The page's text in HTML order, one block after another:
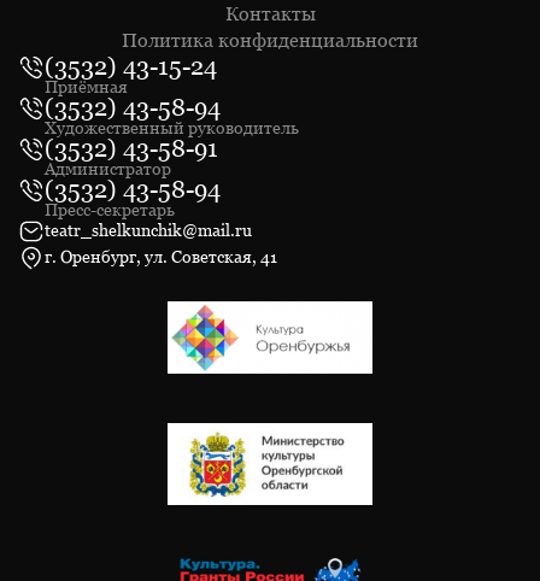
Контакты
Политика конфиденциальности
(3532) 43-15-24
Приёмная
(3532) 43-58-94
Художественный руководитель
(3532) 43-58-91
Администратор
(3532) 43-58-94
Пресс-секретарь
teatr_shelkunchik@mail.ru
г. Оренбург, ул. Советская, 41